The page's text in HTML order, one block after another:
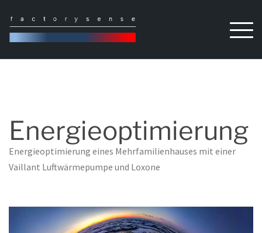
content
Energieoptimierung
Energieoptimierung eines Mehrfamilienhauses mit einer
Vaillant Luftwärmepumpe und Loxone